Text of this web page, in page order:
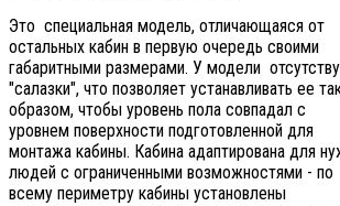
Это специальная модель, отличающаяся от
остальных кабин в первую очередь своими
габаритными размерами. У модели
"салазки", что позволяет устанавливать ее
образом, чтобы уровень пола совпадал с
уровнем поверхности подготовленной для
монтажа кабины. Кабина адаптирована для
людей с ограниченными возможностями - по
всему периметру кабины установлены